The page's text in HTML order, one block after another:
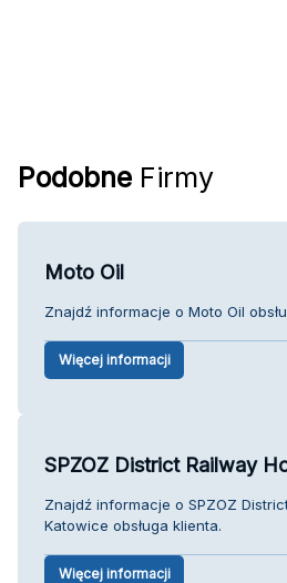
Podobne Firmy
Moto Oil
Znajdź informacje o Moto Oil
Więcej informacji
SPZOZ District Railway
Znajdź informacje o SPZOZ
Katowice obsługa klienta.
Więcej informacji